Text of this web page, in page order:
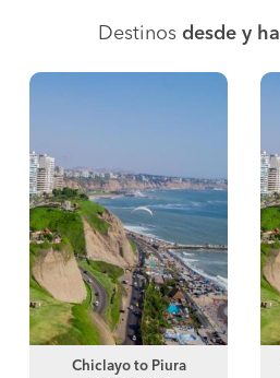
Destinos desde y
Chiclayo to Piura